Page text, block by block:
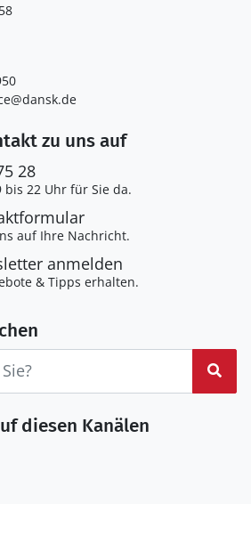
zu uns auf
28
bis 22 Uhr für Sie da.
auf Ihre Nachricht.
anmelden
& Tipps erhalten.
diesen Kanälen